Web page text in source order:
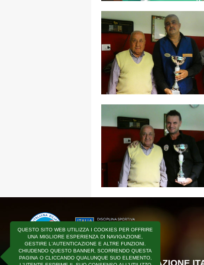
QUESTO SITO WEB UTILIZZA I COOKIES PER OFFRIRE
UNA MIGLIORE ESPERIENZA DI NAVIGAZIONE,
GESTIRE L'AUTENTICAZIONE E ALTRE FUNZIONI.
CHIUDENDO QUESTO BANNER, SCORRENDO QUESTA
PAGINA O CLICCANDO QUALUNQUE SUO ELEMENTO,
COPYRIGHT © F.I.BI.S - FEDERAZIONE